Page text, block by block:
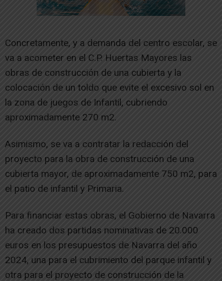
Concretamente, y a demanda del centro escolar, se
va a acometer en el C.P. Huertas Mayores las
obras de construcción de una cubierta y la
colocación de un toldo que evite el excesivo sol en
la zona de juegos de Infantil, cubriendo
aproximadamente 270 m2.
Asimismo, se va a contratar la redacción del
proyecto para la obra de construcción de una
cubierta mayor, de aproximadamente 750 m2, para
el patio de infantil y Primaria.
Para financiar estas obras, el Gobierno de Navarra
ha creado dos partidas nominativas de 20.000
euros en los presupuestos de Navarra del año
2024, una para el cubrimiento del parque infantil y
otra para el proyecto de construcción de la